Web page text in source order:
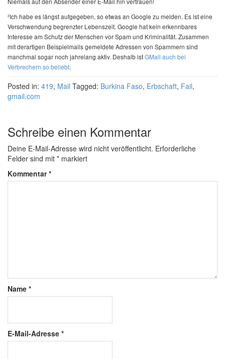
²Ich habe es längst aufgegeben, so etwas an Google zu melden. Es ist eine
Verschwendung begrenzter Lebenszeit. Google hat kein erkennbares
Interesse am Schutz der Menschen vor Spam und Kriminalität. Zusammen
mit derartigen Beispielmails gemeldete Adressen von Spammern sind
manchmal sogar noch jahrelang aktiv. Deshalb istGMail auch bei
Verbrechern so beliebt.
Posted in: 419, Mail Tagged: Burkina Faso, Erbschaft, Fail,
gmail.com
Schreibe einen Kommentar
Deine E-Mail-Adresse wird nicht veröffentlicht. Erforderliche
Felder sind mit * markiert
Kommentar*
Name *
E-Mail-Adresse *